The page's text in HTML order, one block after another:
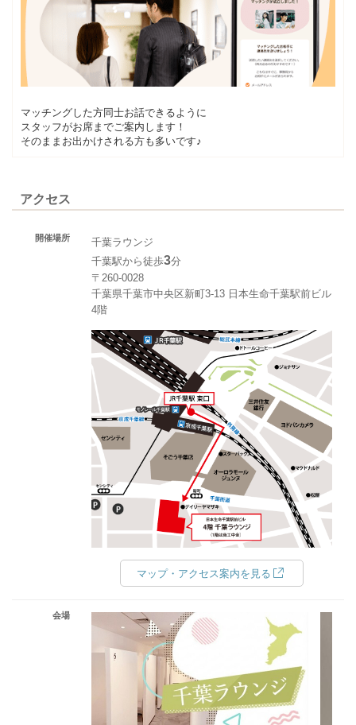
マッチングした方同士お話できるように
スタッフがお席までご案内します！
そのままお出かけされる方も多いです♪
アクセス
開催場所
千葉ラウンジ
千葉駅から徒歩3分
〒260-0028
千葉県千葉市中央区新町3-13 日本生命千葉駅前ビル
4階
マップ・アクセス案内を見る
会場